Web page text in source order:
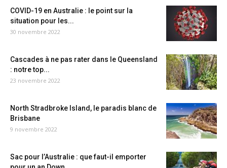
COVID-19 en Australie : le point sur la
situation pour les...
30 novembre 2022
Cascades à ne pas rater dans le Queensland
: notre top...
23 novembre 2022
North Stradbroke Island, le paradis blanc de
Brisbane
9 novembre 2022
Sac pour l’Australie : que faut-il emporter